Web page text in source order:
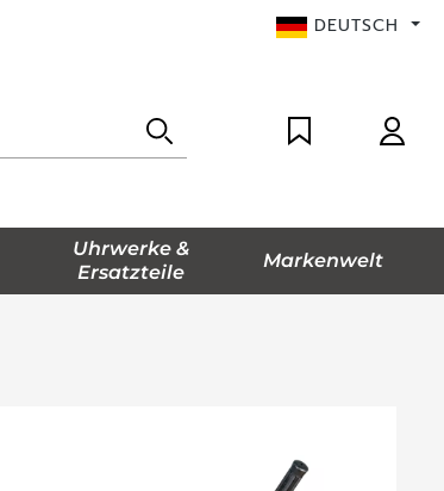
DEUTSCH
Uhrwerke &
Ersatzteile
Markenwelt